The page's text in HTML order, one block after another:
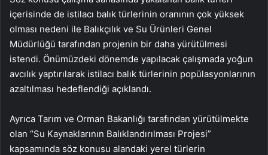
içerisinde de istilacı balık türlerinin oranının çok yüksek
olması nedeni ile Balıkçılık ve Su Ürünleri Genel
Müdürlüğü tarafından projenin bir daha yürütülmesi
istendi. Önümüzdeki dönemde yapılacak çalışmada yoğun
avcılık yaptırılarak istilacı balık türlerinin popülasyonlarının
azaltılması hedeflendiği açıklandı.
Ayrıca Tarım ve Orman Bakanlığı tarafından yürütülmekte
olan “Su Kaynaklarının Balıklandırılması Projesi”
kapsamında söz konusu alandaki yerel türlerin